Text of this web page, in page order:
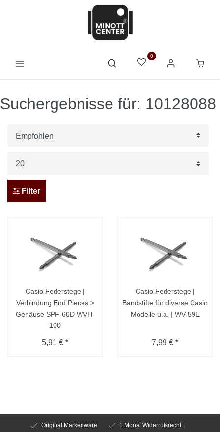
0
Suchergebnisse für: 10128088
Filter
Casio Federstege |
Verbindung End Pieces >
Gehäuse SPF-60D WVH-
100
5,91 € *
Casio Federstege |
Bandstifte für diverse Casio
Modelle u.a. | WV-59E
7,99 € *
Original Markenware
1 Monat Widerrufsrecht